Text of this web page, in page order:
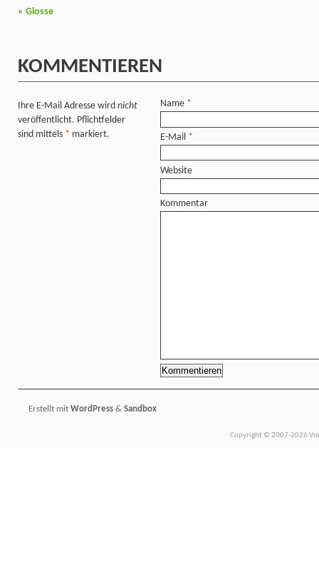
« Glosse
KOMMENTIEREN
Ihre E-Mail Adresse wird nicht
veröffentlicht. Pflichtfelder
sind mittels * markiert.
Name *
E-Mail *
Website
Kommentar
Erstellt mit WordPress & Sandbox
Copyright © 2007-2026